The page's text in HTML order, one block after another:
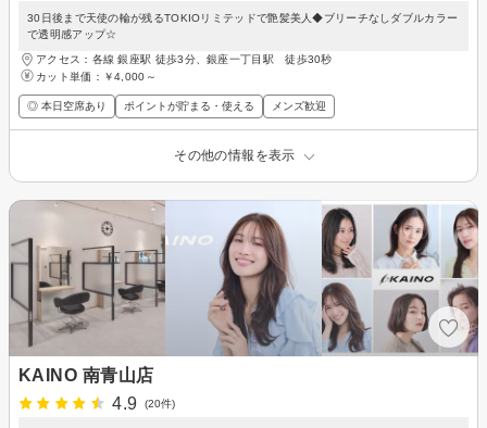
30日後まで天使の輪が残るTOKIOリミテッドで艶髪美人◆ブリーチなしダブルカラー
で透明感アップ☆
アクセス：各線 銀座駅 徒歩3分、銀座一丁目駅 徒歩30秒
カット単価： ￥4,000～
◎ 本日空席あり ポイントが貯まる・使える メンズ歓迎
その他の情報を表示
KAINO 南青山店
4.9
(20件)